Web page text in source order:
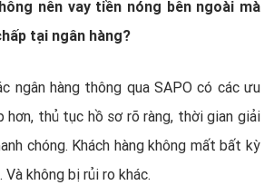
nên vay tiền nóng bên ngoài mà
tại ngân hàng?
ngân hàng thông qua SAPO có các ưu
hơn, thủ tục hồ sơ rõ ràng, thời gian giải
chóng. Khách hàng không mất bất kỳ
Và không bị rủi ro khác.